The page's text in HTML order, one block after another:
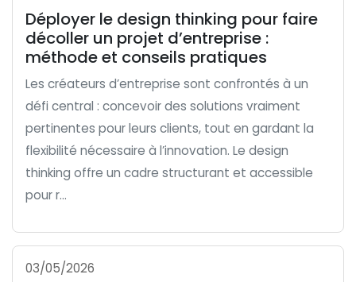
Déployer le design thinking pour faire
décoller un projet d’entreprise :
méthode et conseils pratiques
Les créateurs d’entreprise sont confrontés à un
défi central : concevoir des solutions vraiment
pertinentes pour leurs clients, tout en gardant la
flexibilité nécessaire à l’innovation. Le design
thinking offre un cadre structurant et accessible
pour r...
03/05/2026